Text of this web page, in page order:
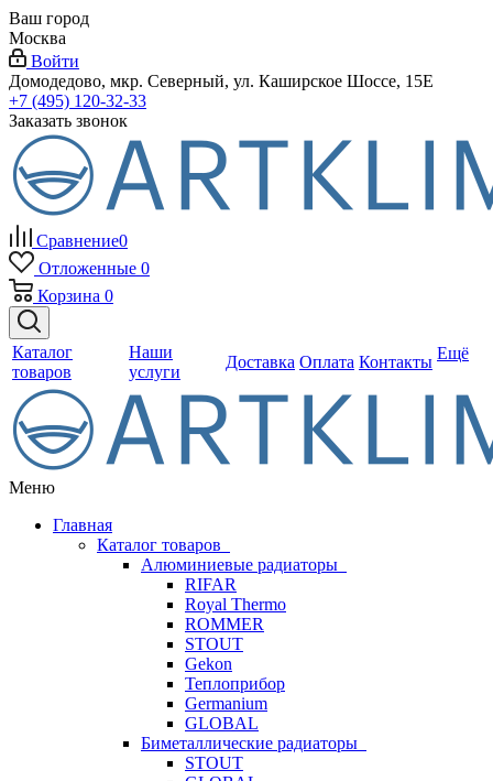
Ваш город
Москва
Войти
Домодедово, мкр. Северный, ул. Каширское Шоссе, 15Е
+7 (495) 120-32-33
Заказать звонок
Сравнение0
Отложенные 0
Корзина 0
Каталог
товаров
Наши
услуги
Доставка Оплата Контакты Ещё
Меню
Главная
Каталог товаров
Алюминиевые радиаторы
RIFAR
Royal Thermo
ROMMER
STOUT
Gekon
Теплоприбор
Germanium
GLOBAL
Биметаллические радиаторы
STOUT